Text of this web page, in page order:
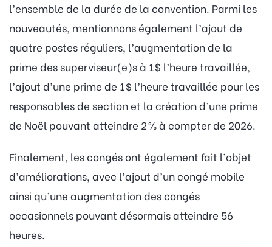
l’ensemble de la durée de la convention. Parmi les
nouveautés, mentionnons également l’ajout de
quatre postes réguliers, l’augmentation de la
prime des superviseur(e)s à 1 $ l’heure travaillée,
l’ajout d’une prime de 1 $ l’heure travaillée pour les
responsables de section et la création d’une prime
de Noël pouvant atteindre 2 % à compter de 2026.
Finalement, les congés ont également fait l’objet
d’améliorations, avec l’ajout d’un congé mobile
ainsi qu’une augmentation des congés
occasionnels pouvant désormais atteindre 56
heures.